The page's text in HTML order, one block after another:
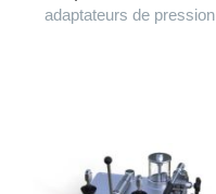
adaptateurs de pression